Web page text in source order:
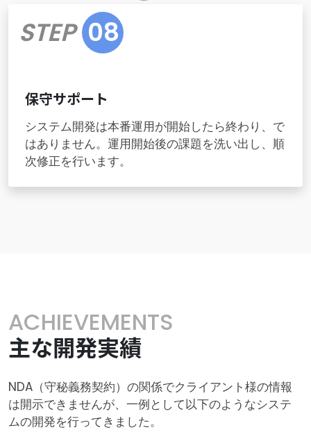
STEP 08
保守サポート
システム開発は本番運用が開始したら終わり、で
はありません。運用開始後の課題を洗い出し、順
次修正を行います。
ACHIEVEMENTS
主な開発実績
NDA（守秘義務契約）の関係でクライアント様の情報
は開示できませんが、一例として以下のようなシステ
ムの開発を行ってきました。